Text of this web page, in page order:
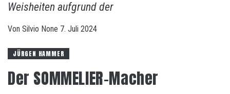
Weisheiten aufgrund der
Von Silvio None 7. Juli 2024
JÜRGEN HAMMER
Der SOMMELIER-Macher